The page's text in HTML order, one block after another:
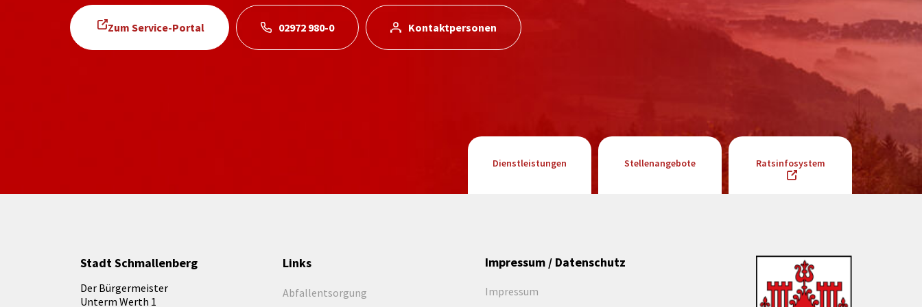
Zum Service-Portal 02972 980-0 Kontaktpersonen
Dienstleistungen Stellenangebote Ratsinfosystem
Stadt Schmallenberg
Der Bürgermeister
Unterm Werth 1
Links
Abfallentsorgung
Impressum / Datenschutz
Impressum